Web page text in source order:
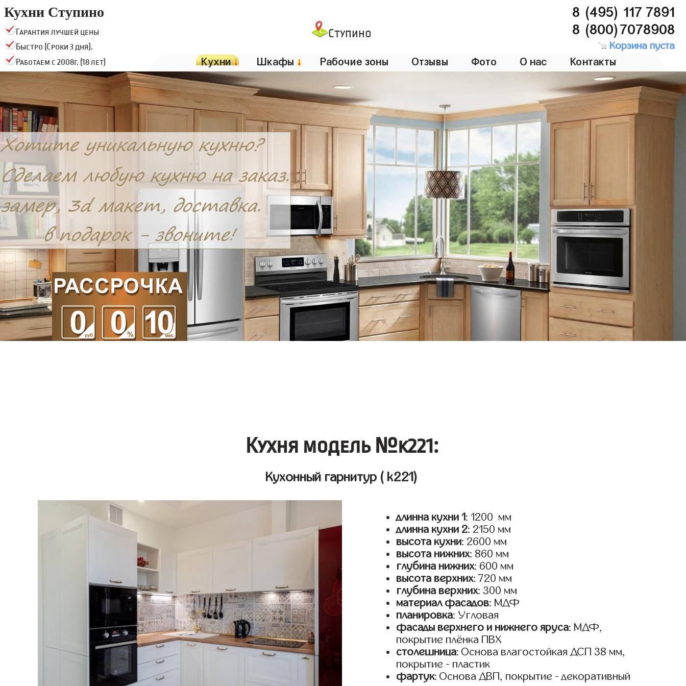
Кухни Ступино
Гарантия лучшей цены
Быстро (Сроки 3 дня).
Работаем с 2008г. (18 лет)
Ступино
8 (495) 117 7891
8 (800)7078908
Корзина пуста
Кухни↓ Шкафы ↓ Рабочие зоны Отзывы Фото О нас Контакты
Кухня модель №k221:
Кухонный гарнитур ( k221)
длинна кухни 1: 1200 мм
длинна кухни 2: 2150 мм
высота кухни: 2600 мм
высота нижних: 860 мм
глубина нижних: 600 мм
высота верхних: 720 мм
глубина верхних: 300 мм
материал фасадов: МДФ
планировка: Угловая
фасады верхнего и нижнего яруса: МДФ,
покрытие плёнка ПВХ
столешница: Основа влагостойкая ДСП 38 мм,
покрытие - пластик
фартук: Основа ДВП, покрытие - декоративный